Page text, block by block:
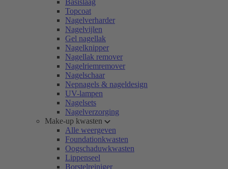
Basislaag
Topcoat
Nagelverharder
Nagelvijlen
Gel nagellak
Nagelknipper
Nagellak remover
Nagelriemremover
Nagelschaar
Nepnagels & nageldesign
UV-lampen
Nagelsets
Nagelverzorging
Make-up kwasten
Alle weergeven
Foundationkwasten
Oogschaduwkwasten
Lippenseel
Borstelreiniger